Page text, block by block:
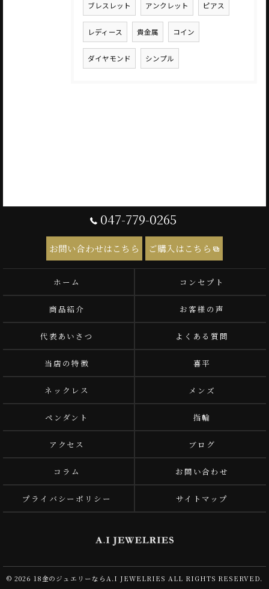
ブレスレット アンクレット ピアス
レディース 貴金属 コイン
ダイヤモンド シンプル
047-779-0265
お問い合わせはこちら ご購入はこちら
ホーム コンセプト
商品紹介 お客様の声
代表あいさつ よくある質問
当店の特徴 喜平
ネックレス メンズ
ペンダント 指輪
アクセス ブログ
コラム お問い合わせ
プライバシーポリシー サイトマップ
© 2026 18金のジュエリーならA.I JEWELRIES ALL RIGHTS RESERVED.